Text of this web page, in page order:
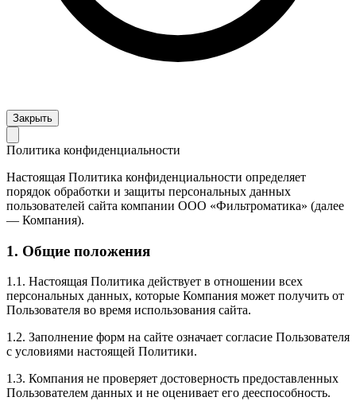
Закрыть
Политика конфиденциальности
Настоящая Политика конфиденциальности определяет
порядок обработки и защиты персональных данных
пользователей сайта компании ООО «Фильтроматика» (далее
— Компания).
1. Общие положения
1.1. Настоящая Политика действует в отношении всех
персональных данных, которые Компания может получить от
Пользователя во время использования сайта.
1.2. Заполнение форм на сайте означает согласие Пользователя
с условиями настоящей Политики.
1.3. Компания не проверяет достоверность предоставленных
Пользователем данных и не оценивает его дееспособность.